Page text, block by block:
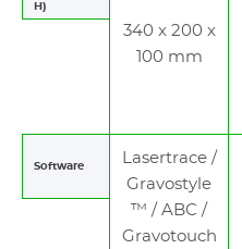
H)
340 x 200 x
100 mm
Software
Lasertrace /
Gravostyle
™ / ABC /
Gravotouch